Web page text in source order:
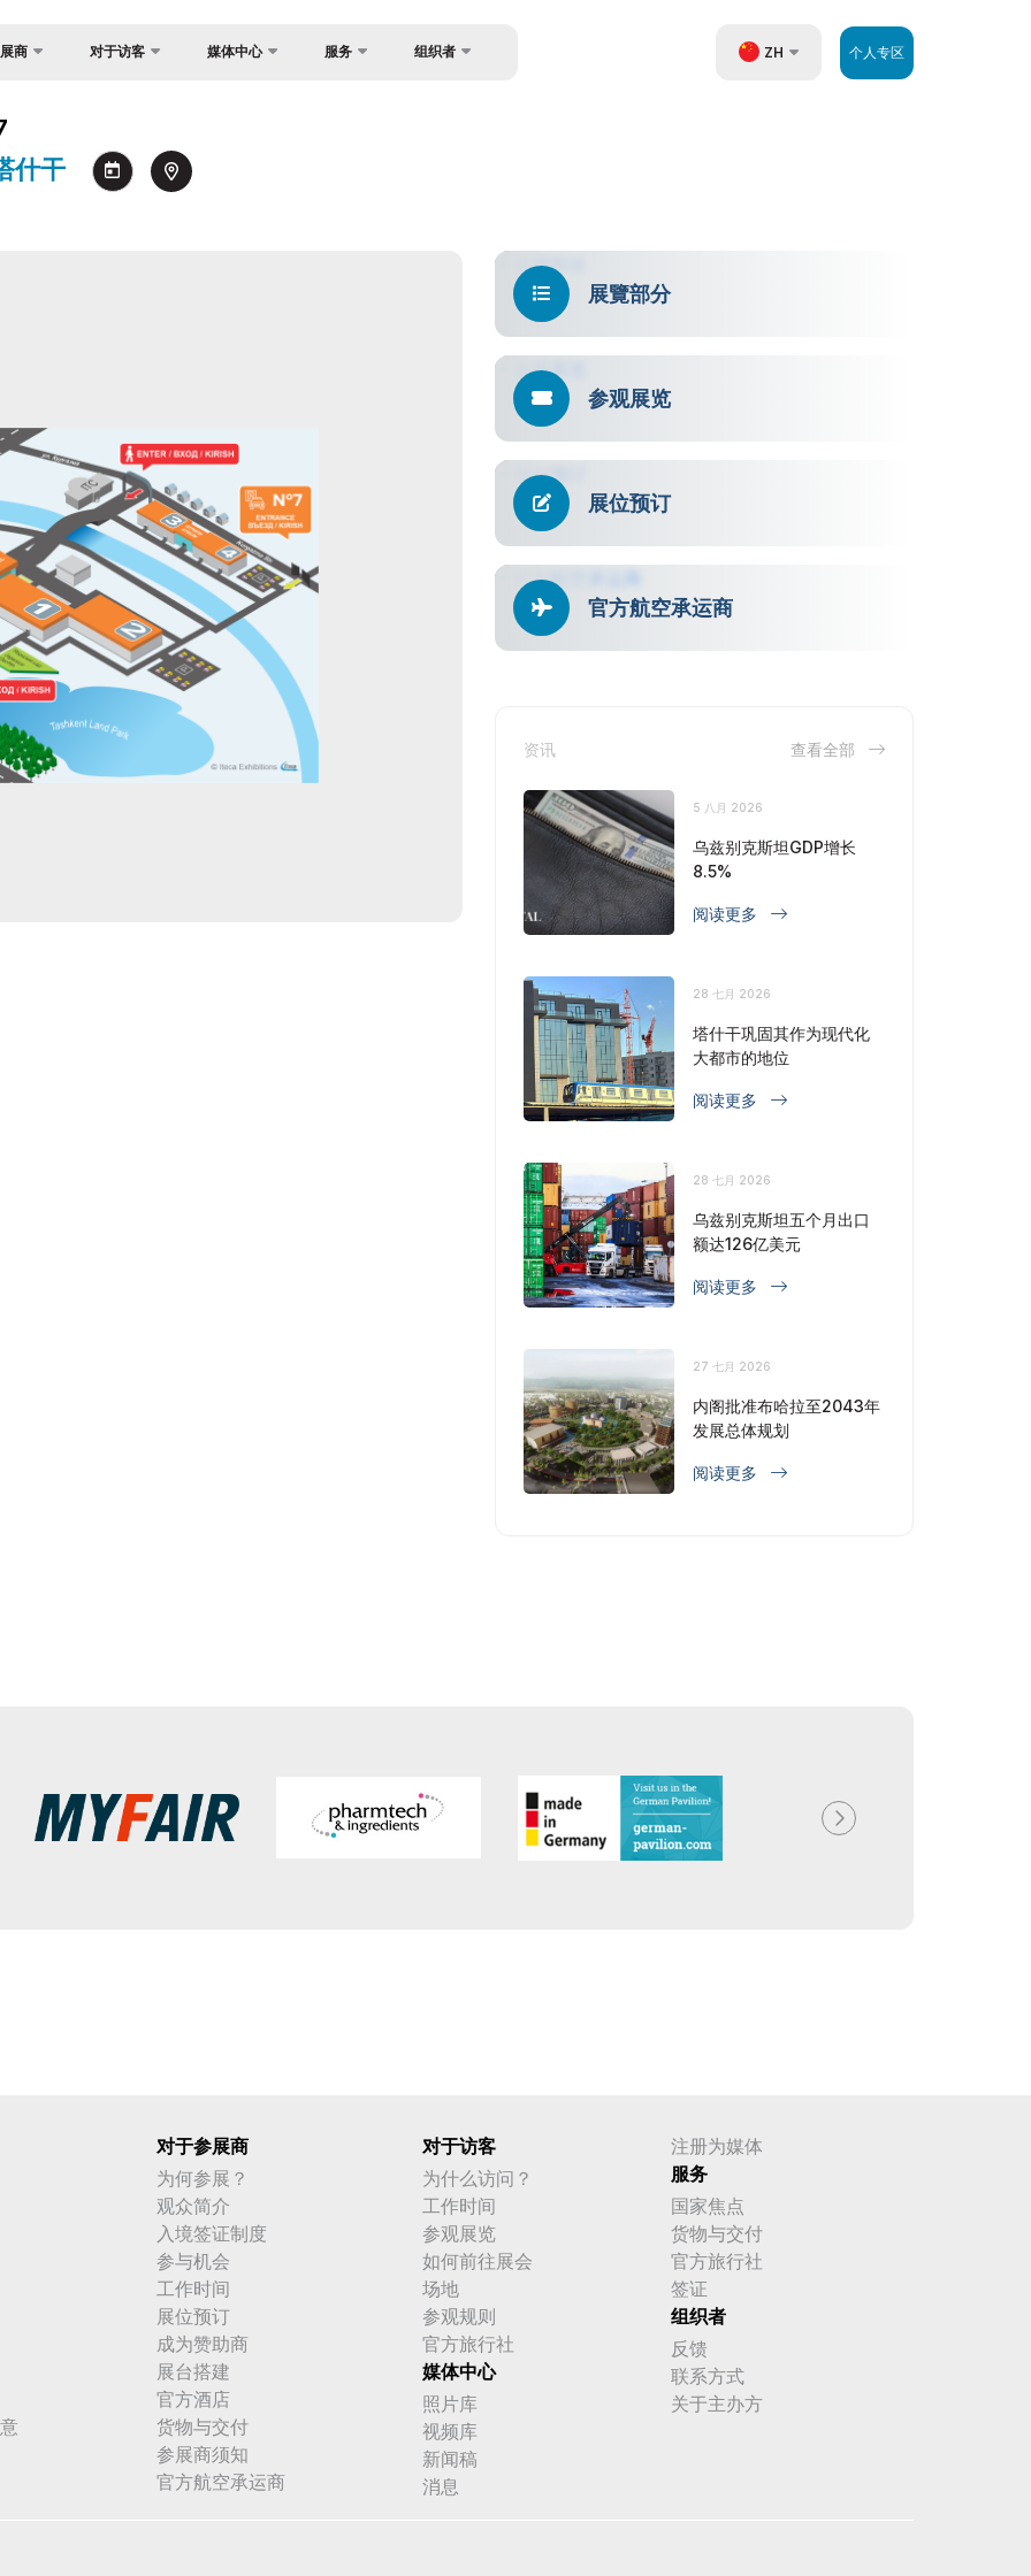
商
运商
对于访客
参观展览
媒体中心 服务 组织者 ZH 个人专区
什干
展覽部分
参观展览
展位预订
官方航空承运商
资讯 查看全部
5 八月 2026
乌兹别克斯坦GDP增长
8.5%
阅读更多
28 七月 2026
塔什干巩固其作为现代化
大都市的地位
阅读更多
28 七月 2026
乌兹别克斯坦五个月出口
额达126亿美元
阅读更多
27 七月 2026
内阁批准布哈拉至2043年
发展总体规划
阅读更多
对于参展商
为何参展？
观众简介
入境签证制度
参与机会
工作时间
展位预订
成为赞助商
展台搭建
官方酒店
货物与交付
参展商须知
官方航空承运商
对于访客
为什么访问？
工作时间
参观展览
如何前往展会
场地
参观规则
官方旅行社
媒体中心
照片库
视频库
新闻稿
消息
注册为媒体
服务
国家焦点
货物与交付
官方旅行社
签证
组织者
反馈
联系方式
关于主办方